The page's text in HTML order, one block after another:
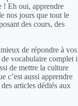
! Eh oui, apprendre
nos jours que tout le
des cours, des
de répondre à vos
de vocabulaire complet
de mettre la culture
c’est aussi apprendre
articles dédiés aux